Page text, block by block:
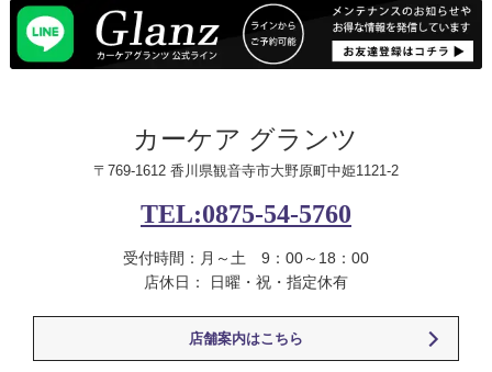
カーケア グランツ
〒769-1612 香川県観音寺市大野原町中姫1121-2
TEL:0875-54-5760
受付時間：月～土 9：00～18：00
店休日： 日曜・祝・指定休有
店舗案内はこちら